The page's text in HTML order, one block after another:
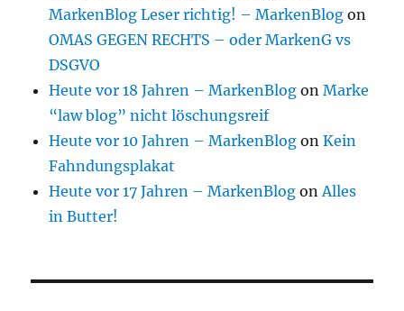
MarkenBlog Leser richtig! – MarkenBlog on
OMAS GEGEN RECHTS – oder MarkenG vs
DSGVO
Heute vor 18 Jahren – MarkenBlog onMarke
“law blog” nicht löschungsreif
Heute vor 10 Jahren – MarkenBlog onKein
Fahndungsplakat
Heute vor 17 Jahren – MarkenBlog onAlles
in Butter!